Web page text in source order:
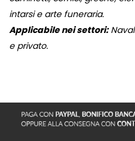
intarsi e arte funeraria.
Applicabile nei settori:
e privato.